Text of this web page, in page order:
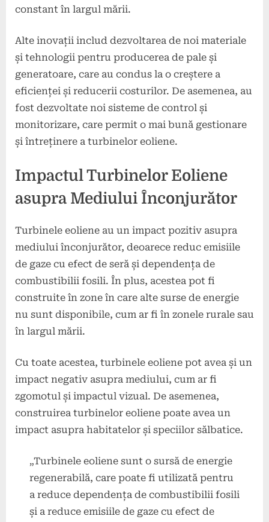
constant în largul mării.
Alte inovații includ dezvoltarea de noi materiale
și tehnologii pentru producerea de pale și
generatoare, care au condus la o creștere a
eficienței și reducerii costurilor. De asemenea, au
fost dezvoltate noi sisteme de control și
monitorizare, care permit o mai bună gestionare
și întreținere a turbinelor eoliene.
Impactul Turbinelor Eoliene
asupra Mediului Înconjurător
Turbinele eoliene au un impact pozitiv asupra
mediului înconjurător, deoarece reduc emisiile
de gaze cu efect de seră și dependența de
combustibilii fosili. În plus, acestea pot fi
construite în zone în care alte surse de energie
nu sunt disponibile, cum ar fi în zonele rurale sau
în largul mării.
Cu toate acestea, turbinele eoliene pot avea și un
impact negativ asupra mediului, cum ar fi
zgomotul și impactul vizual. De asemenea,
construirea turbinelor eoliene poate avea un
impact asupra habitatelor și speciilor sălbatice.
„Turbinele eoliene sunt o sursă de energie
regenerabilă, care poate fi utilizată pentru
a reduce dependența de combustibilii fosili
și a reduce emisiile de gaze cu efect de